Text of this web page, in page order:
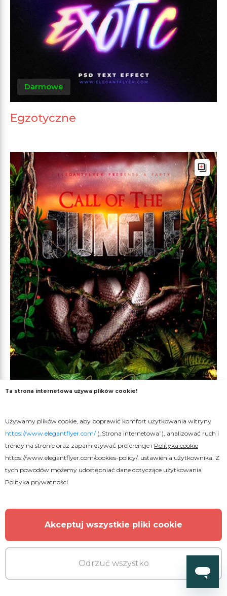
Darmowe
Egzotyczne
Premium
Wezwanie dżungli - ulotka
Ta strona internetowa używa plików cookie!
Używamy plików cookie, aby poprawić komfort użytkowania witryny
https://www.elegantflyer.com/(„Strona internetowa”), analizować ruch i
trendy na stronie oraz zapamiętywać preferencje i Polityka cookie
https://www.elegantflyer.com/cookies-policy/. ustawienia użytkownika. Z
tych powodów możemy udostępniać dane dotyczące użytkowania
Polityka prywatności
Akceptuj wszystkie pliki cookie
Odrzuć wszystko